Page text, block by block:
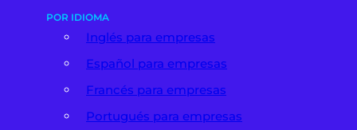
POR IDIOMA
Inglés para empresas
Español para empresas
Francés para empresas
Portugués para empresas